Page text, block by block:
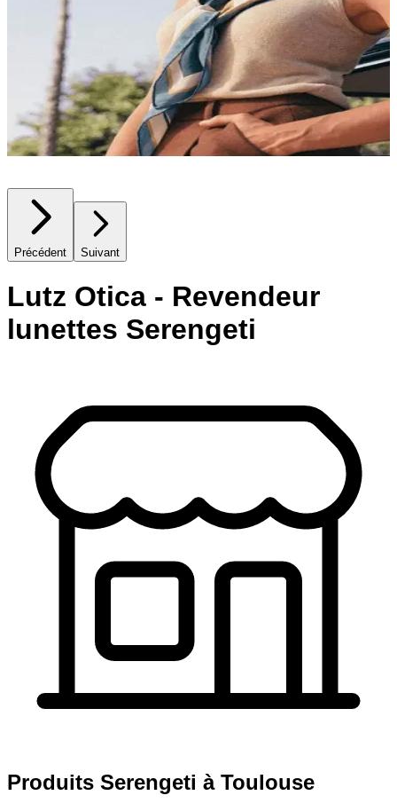
Précédent Suivant
Lutz Otica - Revendeur
lunettes Serengeti
Produits Serengeti à Toulouse